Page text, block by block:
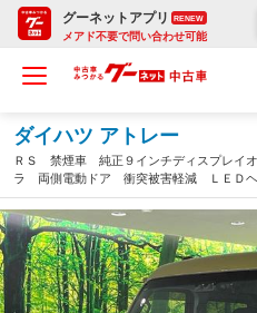
グーネットアプリ RENEW
メアド不要で問い合わせ可能
ダイハツ アトレー
ＲＳ 禁煙車 純正９インチディスプレイ
ラ 両側電動ドア 衝突被害軽減 ＬＥＤ
アランスソナー スマートキー ＥＴＣ
ーム オートライト（福岡県）